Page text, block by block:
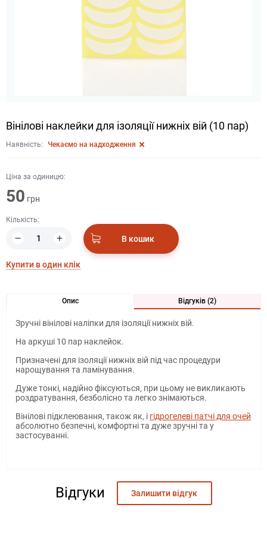
Вінілові наклейки для ізоляції нижніх вій (10 пар)
Наявність: Чекаємо на надходження
Ціна за одиницю:
50 грн
Кількість:
В кошик
Купити в один клік
Опис Відгуків (2)
Зручні вінілові наліпки для ізоляції нижніх вій.
На аркуші 10 пар наклейок.
Призначені для ізоляції нижніх вій під час процедури
нарощування та ламінування.
Дуже тонкі, надійно фіксуються, при цьому не викликають
роздратування, безболісно та легко знімаються.
Вінілові підклеювання, також як, і гідрогелеві патчі для очей
абсолютно безпечні, комфортні та дуже зручні та у
застосуванні.
Дякую вам!! Так приємно отримувати ваші посилочки!!
Відгуки Залишити відгук